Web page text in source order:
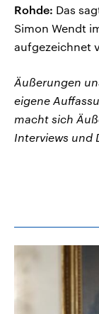
Rohde: Das
Simon Wendt
aufgezeichnet
Äußerungen
eigene
macht sich
Interviews und